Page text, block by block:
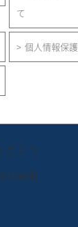
て
個人情報保護